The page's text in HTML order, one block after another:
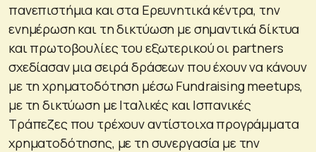
πανεπιστήμια και στα Ερευνητικά κέντρα, την
ενημέρωση και τη δικτύωση με σημαντικά δίκτυα
και πρωτοβουλίες του εξωτερικού οι partners
σχεδίασαν μια σειρά δράσεων που έχουν να κάνουν
με τη χρηματοδότηση μέσω Fundraising meetups,
με τη δικτύωση με Ιταλικές και Ισπανικές
Τράπεζες που τρέχουν αντίστοιχα προγράμματα
χρηματοδότησης, με τη συνεργασία με την